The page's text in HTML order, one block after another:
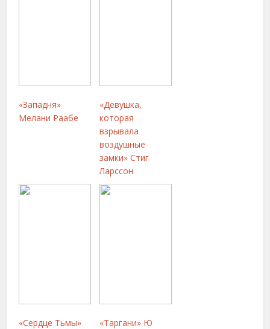
«Западня»
Мелани Раабе
«Девушка,
которая
взрывала
воздушные
замки» Стиг
Ларссон
«Сердце Тьмы»
«Таргани» Ю